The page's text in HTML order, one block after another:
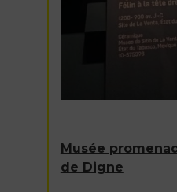
Musée
de Digne